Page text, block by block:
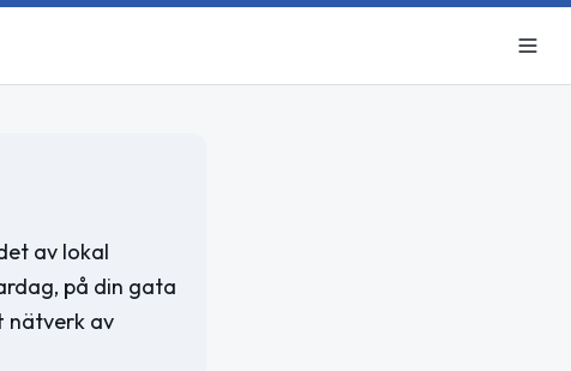
av lokal
på din gata
nätverk av